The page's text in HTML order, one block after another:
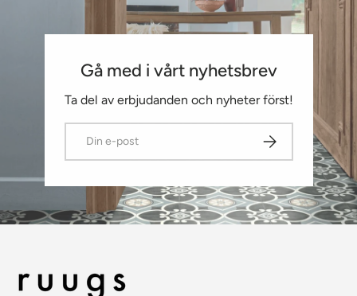
Gå med i vårt nyhetsbrev
Ta del av erbjudanden och nyheter först!
Prenumerera